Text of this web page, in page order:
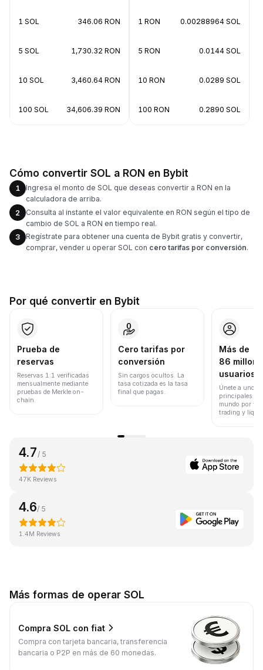
1 SOL 346.06 RON
5 SOL 1,730.32 RON
10 SOL 3,460.64 RON
100 SOL 34,606.39 RON
1 RON 0.00288964 SOL
5 RON 0.0144 SOL
10 RON 0.0289 SOL
100 RON 0.2890 SOL
Cómo convertir SOL a RON en Bybit
1
Ingresa el monto de SOL que deseas convertir a RON en la
calculadora de arriba.
2
Consulta al instante el valor equivalente en RON según el tipo de
cambio de SOL a RON en tiempo real.
3
Regístrate para obtener una cuenta de Bybit gratis y convertir,
comprar, vender u operar SOL con cero tarifas por conversión.
Por qué convertir en Bybit
Prueba de
reservas
Reservas 1:1 verificadas
mensualmente mediante
pruebas de Merkle on-
chain.
Cero tarifas por
conversión
Sin cargos ocultos. La
tasa cotizada es la tasa
final que pagas.
Más de
86
usuarios
Únete a uno
principales
mundo por
trading y
4.7/ 5
47K Reviews
4.6/ 5
1.4M Reviews
Más formas de operar SOL
Compra SOL con fiat
Compra con tarjeta bancaria, transferencia
bancaria o P2P en más de 60 monedas.